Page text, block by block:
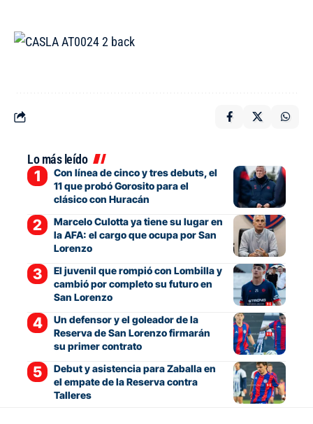
Lo más leído
Con línea de cinco y tres debuts, el
11 que probó Gorosito para el
clásico con Huracán
Marcelo Culotta ya tiene su lugar en
la AFA: el cargo que ocupa por San
Lorenzo
El juvenil que rompió con Lombilla y
cambió por completo su futuro en
San Lorenzo
Un defensor y el goleador de la
Reserva de San Lorenzo firmarán
su primer contrato
Debut y asistencia para Zaballa en
el empate de la Reserva contra
Talleres